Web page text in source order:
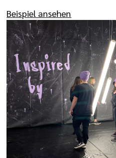
Beispiel ansehen